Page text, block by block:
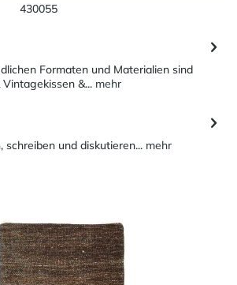
430055
Formaten und Materialien sind
&... mehr
und diskutieren... mehr